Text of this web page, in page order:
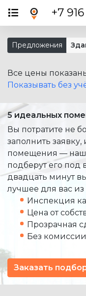
+7
Предложения
Все цены
Показывать без
5 идеальных
Вы потратите не
заполнить
помещения —
подберут его под
двадцать минут
лучшее для вас
Инспекция
Цена от
Прозрачная
Без комиссии
Заказать